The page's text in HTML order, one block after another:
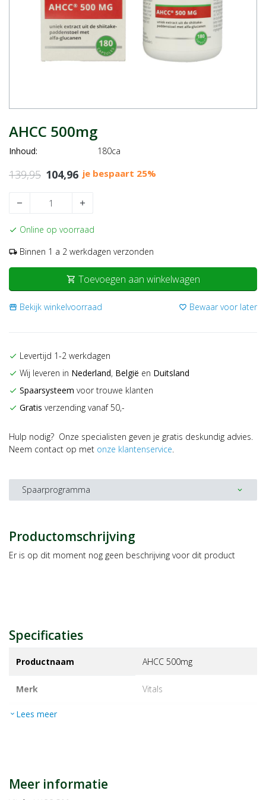
AHCC 500mg
Inhoud: 180ca
139,95 104,96 je bespaart 25%
remove add
check Online op voorraad
local_shipping Binnen 1 a 2 werkdagen verzonden
shopping_cart Toevoegen aan winkelwagen
storefront Bekijk winkelvoorraad favorite_border Bewaar voor later
check Levertijd 1-2 werkdagen
check Wij leveren in Nederland, België en Duitsland
check Spaarsysteem voor trouwe klanten
check Gratis verzending vanaf 50,-
Hulp nodig? Onze specialisten geven je gratis deskundig advies.
Neem contact op met onze klantenservice.
Spaarprogramma expand_more
Productomschrijving
Er is op dit moment nog geen beschrijving voor dit product
Specificaties
Productnaam AHCC 500mg
Merk vitals
EAN
expand_more Lees meer
Meer informatie